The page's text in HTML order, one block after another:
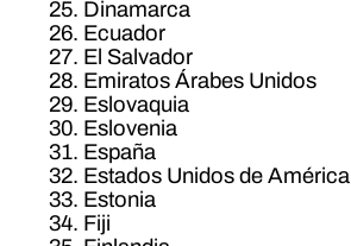
Dinamarca
Ecuador
El Salvador
Emiratos Árabes Unidos
Eslovaquia
Eslovenia
España
Estados Unidos de América
Estonia
Fiji